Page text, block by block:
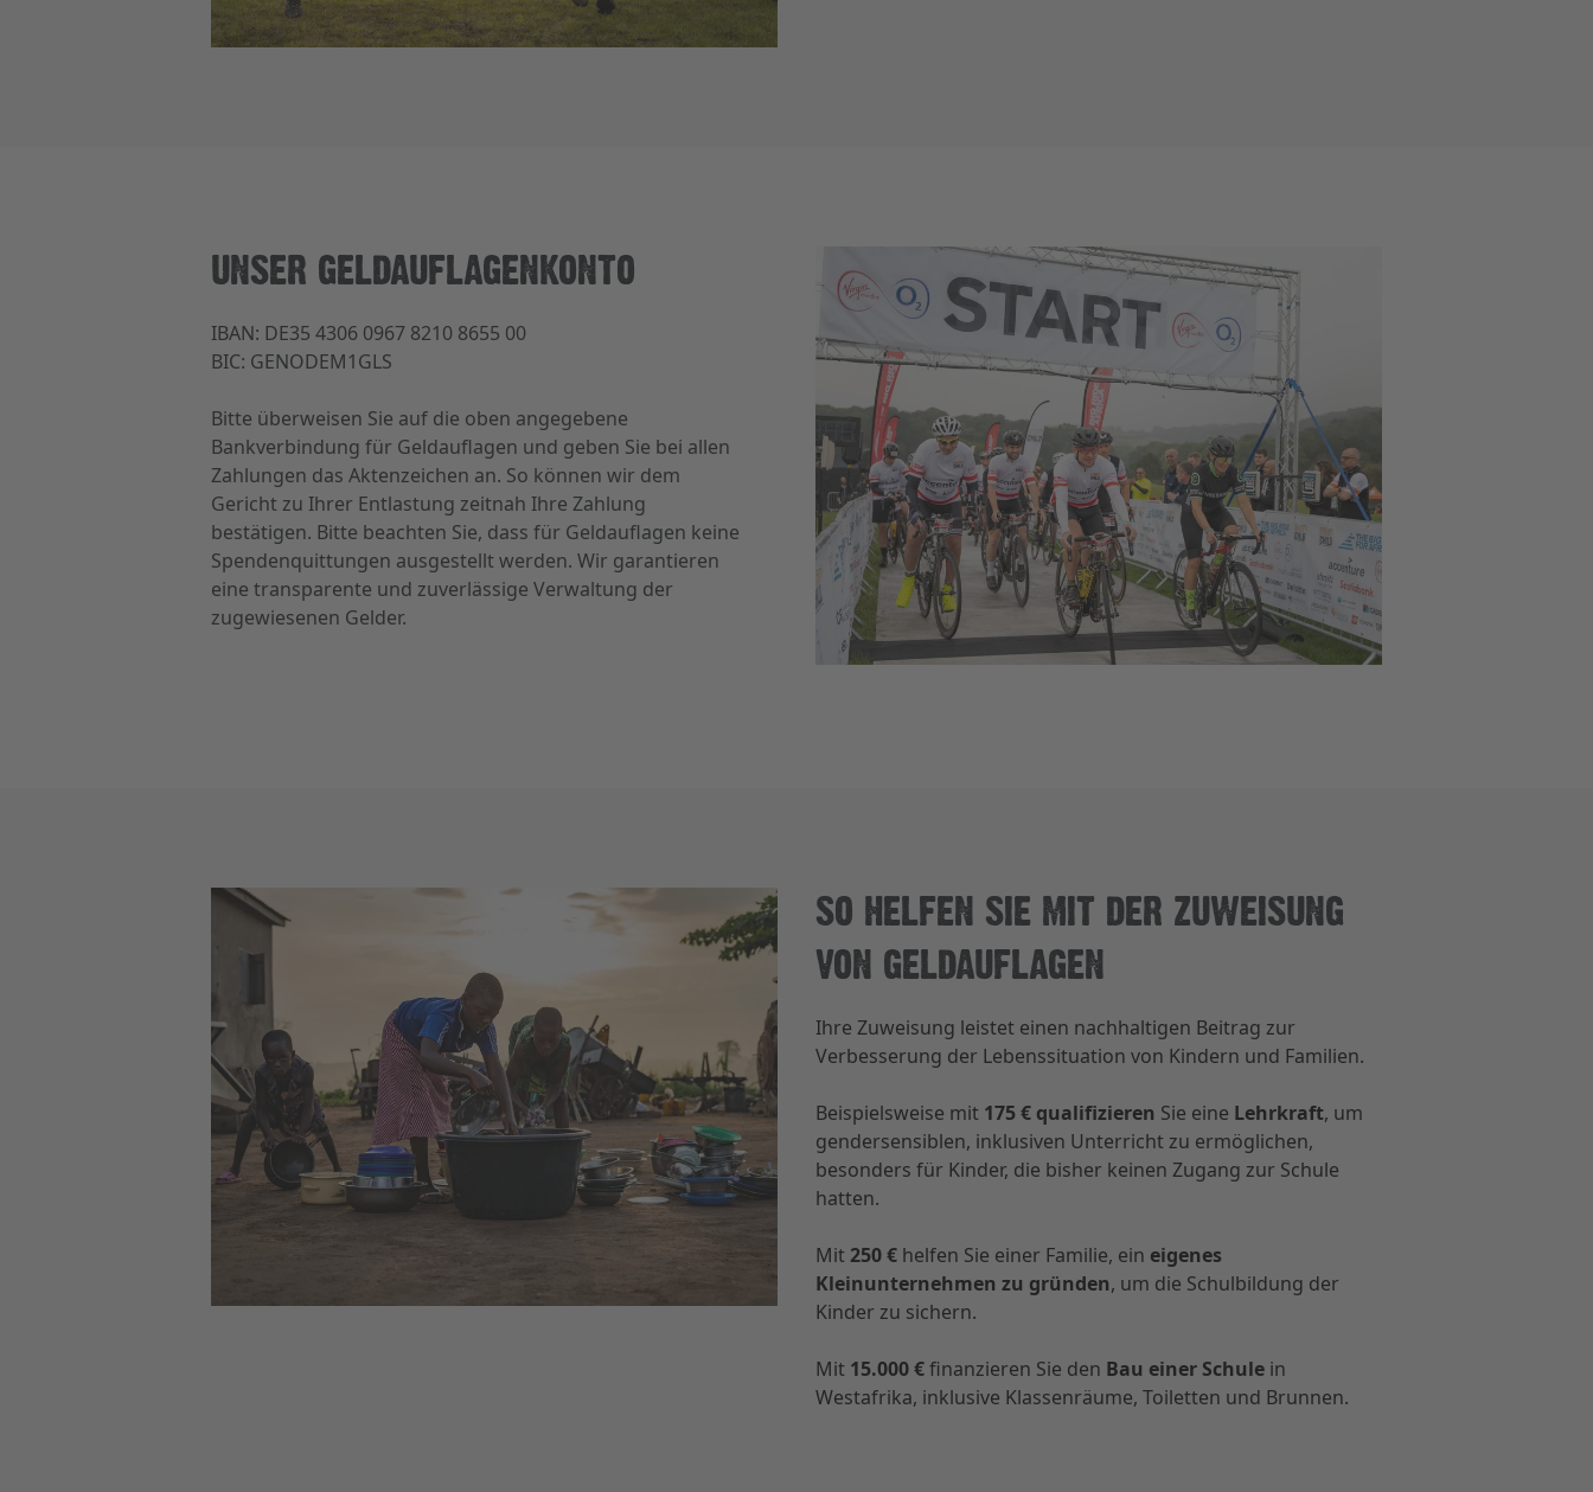
UNSER GELDAUFLAGENKONTO
IBAN: DE35 4306 0967 8210 8655 00
BIC: GENODEM1GLS
Bitte überweisen Sie auf die oben angegebene
Bankverbindung für Geldauflagen und geben Sie bei allen
Zahlungen das Aktenzeichen an. So können wir dem
Gericht zu Ihrer Entlastung zeitnah Ihre Zahlung
bestätigen. Bitte beachten Sie, dass für Geldauflagen keine
Spendenquittungen ausgestellt werden. Wir garantieren
eine transparente und zuverlässige Verwaltung der
zugewiesenen Gelder.
SO HELFEN SIE MIT DER ZUWEISUNG
VON GELDAUFLAGEN
Ihre Zuweisung leistet einen nachhaltigen Beitrag zur
Verbesserung der Lebenssituation von Kindern und Familien.
Beispielsweise mit 175 € qualifizieren Sie eine Lehrkraft, um
gendersensiblen, inklusiven Unterricht zu ermöglichen,
besonders für Kinder, die bisher keinen Zugang zur Schule
hatten.
Mit250 € helfen Sie einer Familie, ein eigenes
Kleinunternehmen zu gründen, um die Schulbildung der
Kinder zu sichern.
Mit 15.000 €finanzieren Sie den Bau einer Schule in
Westafrika, inklusive Klassenräume, Toiletten und Brunnen.